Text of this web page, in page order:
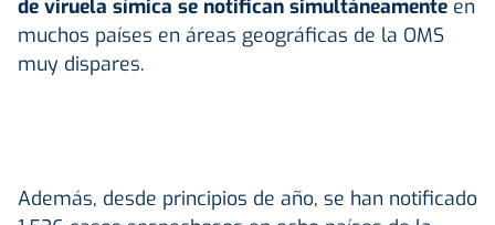
de viruela símica se notifican simultáneamente en
muchos países en áreas geográficas de la OMS
muy dispares.
Además, desde principios de año, se han notificado